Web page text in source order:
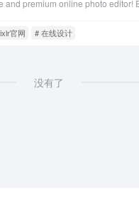
官网 # 在线设计
没有了